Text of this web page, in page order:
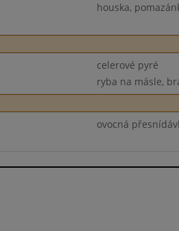
houska,
celerové pyré
ryba na másle,
ovocná